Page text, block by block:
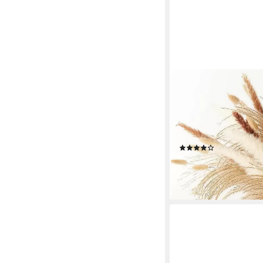
Trockenblume
Pampasgras
Flauschige Wedel,
Trockenblumen
Boho Dekor(36)
15,99 € UVP39,99 €
-60%
lieferbar - in 3-4